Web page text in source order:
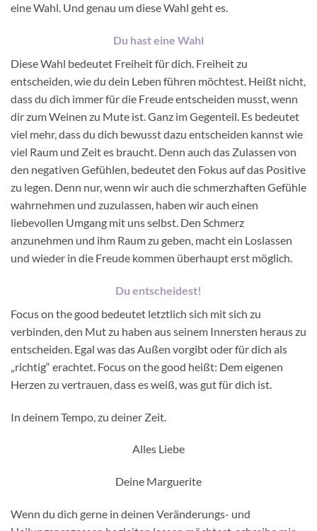
eine Wahl. Und genau um diese Wahl geht es.
Du hast eine Wahl
Diese Wahl bedeutet Freiheit für dich. Freiheit zu
entscheiden, wie du dein Leben führen möchtest. Heißt nicht,
dass du dich immer für die Freude entscheiden musst, wenn
dir zum Weinen zu Mute ist. Ganz im Gegenteil. Es bedeutet
viel mehr, dass du dich bewusst dazu entscheiden kannst wie
viel Raum und Zeit es braucht. Denn auch das Zulassen von
den negativen Gefühlen, bedeutet den Fokus auf das Positive
zu legen. Denn nur, wenn wir auch die schmerzhaften Gefühle
wahrnehmen und zuzulassen, haben wir auch einen
liebevollen Umgang mit uns selbst. Den Schmerz
anzunehmen und ihm Raum zu geben, macht ein Loslassen
und wieder in die Freude kommen überhaupt erst möglich.
Du entscheidest!
Focus on the good bedeutet letztlich sich mit sich zu
verbinden, den Mut zu haben aus seinem Innersten heraus zu
entscheiden. Egal was das Außen vorgibt oder für dich als
„richtig“ erachtet. Focus on the good heißt: Dem eigenen
Herzen zu vertrauen, dass es weiß, was gut für dich ist.
In deinem Tempo, zu deiner Zeit.
Alles Liebe
Deine Marguerite
Wenn du dich gerne in deinen Veränderungs- und